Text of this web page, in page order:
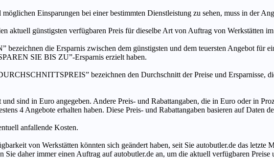
Einsparungen bei einer bestimmten Dienstleistung zu sehen, muss in der
aktuell günstigsten verfügbaren Preis für dieselbe Art von Auftrag von Werkstätten
die Ersparnis zwischen dem günstigsten und dem teuersten Angebot für
SIE BIS ZU”-Ersparnis erzielt haben.
bezeichnen den Durchschnitt der Preise und Ersparnisse,
sind in Euro angegeben. Andere Preis- und Rabattangaben, die in Euro oder in
4 Angebote erhalten haben. Diese Preis- und Rabattangaben basieren auf Daten
anfallende Kosten.
von Werkstätten könnten sich geändert haben, seit Sie autobutler.de das
daher immer einen Auftrag auf autobutler.de an, um die aktuell verfügbaren Preise